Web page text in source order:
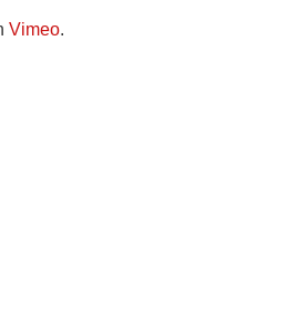
Vimeo.